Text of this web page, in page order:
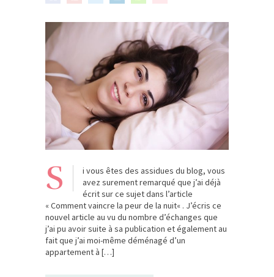
S
i vous êtes des assidues du blog, vous
avez surement remarqué que j’ai déjà
écrit sur ce sujet dans l’article
« Comment vaincre la peur de la nuit« . J’écris ce
nouvel article au vu du nombre d’échanges que
j’ai pu avoir suite à sa publication et également au
fait que j’ai moi-même déménagé d’un
appartement à […]